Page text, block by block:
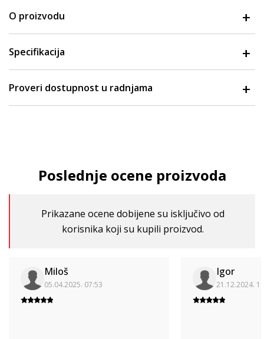
O proizvodu
Specifikacija
Proveri dostupnost u radnjama
Poslednje ocene proizvoda
Prikazane ocene dobijene su isključivo od
korisnika koji su kupili proizvod.
Miloš
05.04.2025. 07:53
Igor
21.12.2024.